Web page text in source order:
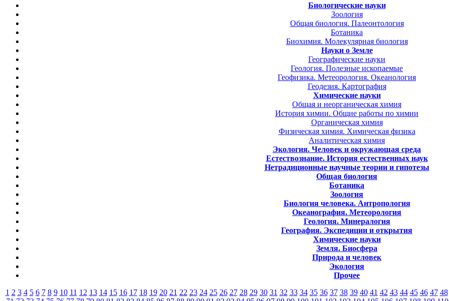
Биологические науки
Зоология
Общая биология. Палеонтология
Ботаника
Биохимия. Молекулярная биология
Науки о Земле
Географические науки
Геология. Полезные ископаемые
Геофизика. Метеорология. Океанология
Геодезия. Картография
Химические науки
Общая и неорганическая химия
История химии. Общие работы по химии
Органическая химия
Физическая химия. Химическая физика
Аналитическая химия
Экология. Человек и окружающая среда
Естествознание. История естественных наук
Нетрадиционные научные теории и гипотезы
Общая биология
Ботаника
Зоология
Биология человека. Антропология
Океанография. Метеорология
Геология. Минералогия
География. Экспедиции и открытия
Химические науки
Земля. Биосфера
Природа и человек
Экология
Прочее
1 2 3 4 5 6 7 8 9 10 11 12 13 14 15 16 17 18 19 20 21 22 23 24 25 26 27 28 29 30 31 32 33 34 35 36 37 38 39 40 41 42 43 44 45 46 47 48